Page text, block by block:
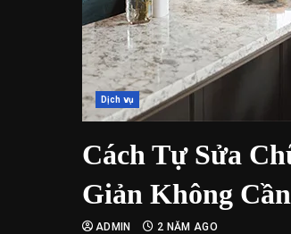
Dịch vụ
Cách Tự Sửa
Giản Không
ADMIN 2 NĂM AGO